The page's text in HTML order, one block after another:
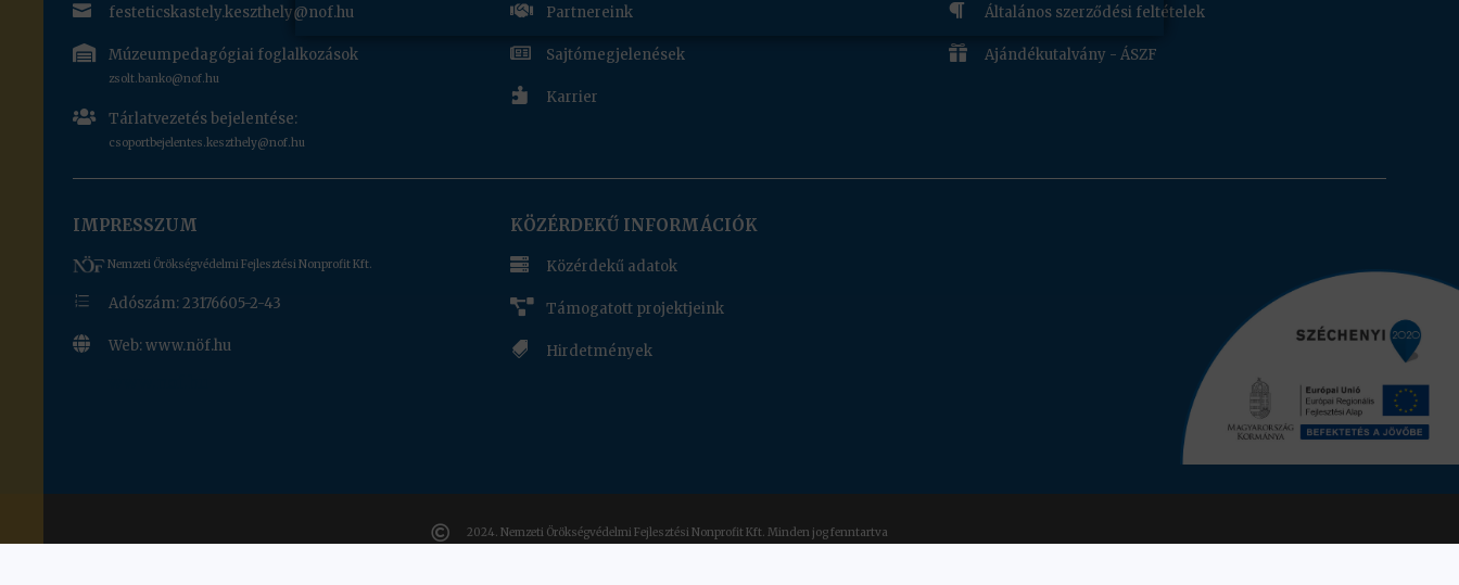
 festeticskastely.keszthely@nof.hu
 Múzeumpedagógiai foglalkozások
zsolt.banko@nof.hu
 Tárlatvezetés bejelentése:
csoportbejelentes.keszthely@nof.hu
 Partnereink
 Sajtómegjelenések
 Karrier
 Általános szerződési feltételek
 Ajándékutalvány - ÁSZF
IMPRESSZUM
Nemzeti Örökségvédelmi Fejlesztési Nonprofit Kft.
e Adószám: 23176605-2-43
 Web: www.nöf.hu
KÖZÉRDEKŰ INFORMÁCIÓK
 Közérdekű adatok
 Támogatott projektjeink
 Hirdetmények
 2024. Nemzeti Örökségvédelmi Fejlesztési Nonprofit Kft. Minden jog fenntartva